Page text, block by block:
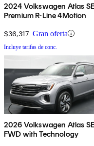
2024 Volkswagen Atlas
Premium R-Line 4Motion
$36,317 Gran oferta
Incluye tarifas de conc.
2026 Volkswagen Atlas SE
FWD with Technology